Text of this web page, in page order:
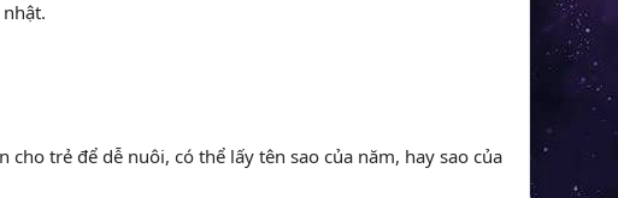
trẻ để dễ nuôi, có thể lấy tên sao của năm, hay sao của